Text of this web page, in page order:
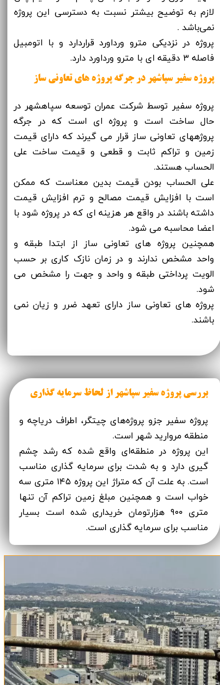
لازم به توضیح بیشتر نسبت به دسترسی این پروژه
نمی‌باشد .
پروژه در نزدیکی مترو ورداورد قراردارد و با اتومبیل
فاصله ۳ دقیقه ای با مترو ورداورد دارد.
پروژه سفیر سپاشهر در جرگه پروژه های تعاونی ساز
پروژه سفیر توسط شرکت عمران توسعه سپاهشهر در
حال ساخت است و پروژه ای است که در جرگه
پروژههای تعاونی ساز قرار می گیرند که دارای قیمت
زمین و تراکم ثابت و قطعی و قیمت ساخت علی
الحساب هستند.
علی الحساب بودن قیمت بدین معناست که ممکن
است با افزایش قیمت مصالح و ترم افزایش قیمت
داشته باشند در واقع هر هزینه ای که در پروژه شود با
اعضا محاسبه می شود.
همچنین پروژه های تعاونی ساز از ابتدا طبقه و
واحد مشخص ندارند و در زمان نازک کاری بر حسب
الویت پرداختی طبقه و واحد و جهت را مشخص می
شود.
پروژه های تعاونی ساز دارای تعهد ضرر و زیان نمی
باشند.
بررسی پروژه سفیر سپاشهر از لحاظ سرمایه گذاری
پروژه سفیر جزو پروژه‌های چیتگر، اطراف دریاچه و
منطقه مروارید شهر است.
این پروژه در منطقه‌ای واقع شده که رشد چشم
گیری دارد و به شدت برای سرمایه گذاری مناسب
است. به علت آن که متراژ این پروژه ۱۴۵ متری سه
خواب است و همچنین مبلغ زمین تراکم آن تنها
متری ۹۰۰ هزارتومان خریداری شده است بسیار
مناسب برای سرمایه گذاری است.